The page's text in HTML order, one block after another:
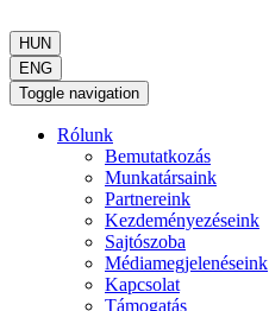
HUN
ENG
Toggle navigation
Rólunk
Bemutatkozás
Munkatársaink
Partnereink
Kezdeményezéseink
Sajtószoba
Médiamegjelenéseink
Kapcsolat
Támogatás